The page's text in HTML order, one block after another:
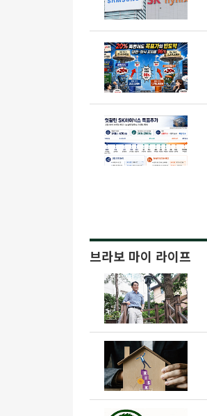
브라보 마이 라이프